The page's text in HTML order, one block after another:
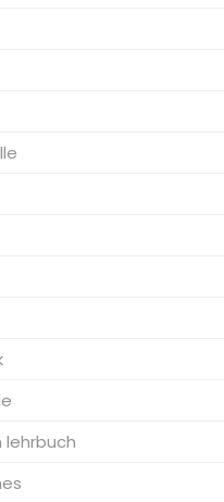
lehrbuch